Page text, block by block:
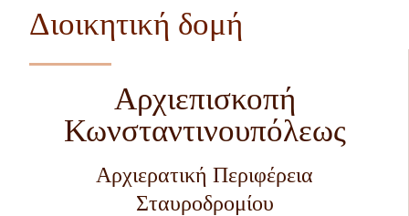
Διοικητική δομή
Αρχιεπισκοπή
Κωνσταντινουπόλεως
Αρχιερατική Περιφέρεια
Σταυροδρομίου